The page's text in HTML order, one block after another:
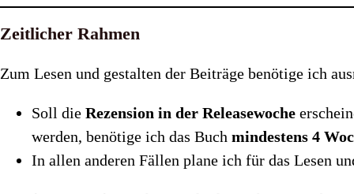
Zeitlicher Rahmen
Zum Lesen und gestalten der Beiträge benötige ich
Soll die Rezension in der Releasewoche
werden, benötige ich das Buch mindestens 4
In allen anderen Fällen plane ich für das Lesen